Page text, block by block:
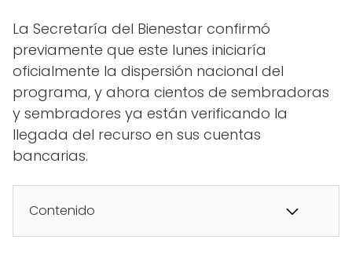
La Secretaría del Bienestar confirmó
previamente que este lunes iniciaría
oficialmente la dispersión nacional del
programa, y ahora cientos de sembradoras
y sembradores ya están verificando la
llegada del recurso en sus cuentas
bancarias.
Contenido